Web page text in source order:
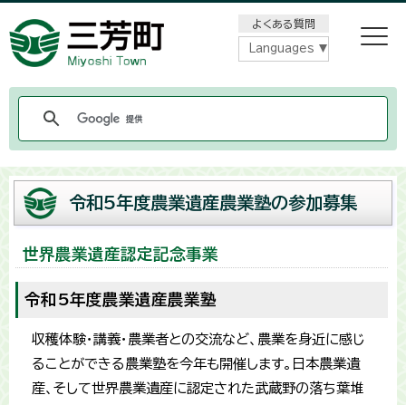
よくある質問
Languages
令和5年度農業遺産農業塾の参加募集
世界農業遺産認定記念事業
令和5年度農業遺産農業塾
収穫体験・講義・農業者との交流など、農業を身近に感じ
ることができる農業塾を今年も開催します。日本農業遺
産、そして世界農業遺産に認定された武蔵野の落ち葉堆